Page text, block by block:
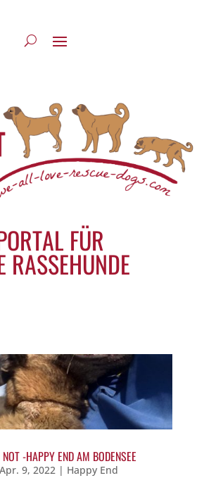
FÜR
RASSEHUNDE
-HAPPY END AM BODENSEE
Apr. 9, 2022| Happy End